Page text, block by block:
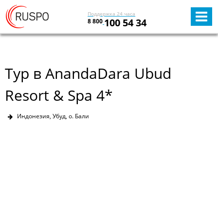
Поддержка 24 часа
8 800 100 54 34
Тур в AnandaDara Ubud
Resort & Spa 4*
Индонезия, Убуд, о. Бали